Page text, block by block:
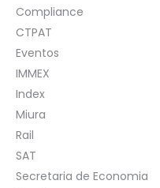
Compliance
CTPAT
Eventos
IMMEX
Index
Miura
Rail
SAT
Secretaria de Economia